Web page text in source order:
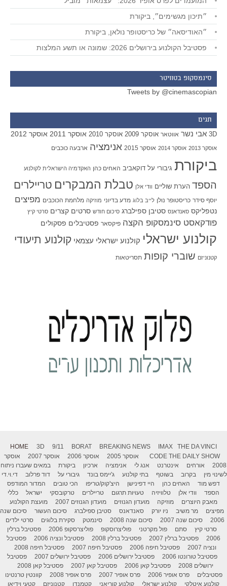
״תיכון מגשימים״, ביקורת
״האודיסאה״ של כריסטופר נולאן, ביקורת
פסטיבל הקולנוע בירושלים 2026: שמונה או תשע המלצות
סינמסקופ בטוויטר
Tweets by @cinemascopian
תגים
3D אבי נשר אווטאר אוסקר 2009 אוסקר 2010 אוסקר 2011 אוסקר 2012
אוסקר 2013 אוסקר 2014 אוסקר 2015 אנימציה ארבעה כוכבים
ביקורת גיבורי על דוקאביב האחים כהן האקדמיה הישראלית לקולנוע
הספד הערת שוליים וודי אלן טבלת המבקרים טריילרים
יוסף סידר כריסטופר נולן לייב בלוג מדע בדיוני מוזיקה מלחמת הכוכבים מפיצים
נטפליקס סאנדאנס סטיבן ספילברג סיכום חודש סרטים קצרים סרטי קיץ
פודקאסט סינמסקופ הקצה פיקסאר פסטיבלים פסקולים
קולנוע ישראלי קולנוע ישראלי עצמאי קולנוע תיעודי
קטנוניזם שוברי קופות תסריטאות
HOME 3D 9/11 BORAT BREAKING NEWS IMAX
THE DA VINCI
CODE THE DAILY SHOW אוסקר 2005 אוסקר 2006 אוסקר 2007
אוסקר
2008
אורחים אינטרנט אנג לי אנימציה ארכיון ביקורת
במאים שעברו ניתוח
לשינוי מין
בקרוב בשוטף בתי קולנוע ג'יימס בונד גיבורי על דוד פרלוב
די.וי.די
דפש מוד
האחים כהן היי דפינישן היצ'קוק/טריפו הכי טובים
המדור המודפס
הספד
וודי אלן טלוויזיה טעויות תרגום טריילרים טרקובסקי ישראל
כללי
מאבק היוצרים
מוזיקה מועדון הגנוזים מועדון הגנוזים 2007
מועצת הקולנוע
מפיצים
מר משיב ניו יורק סאנדאנס סטיבן ספילברג סיכום העשור
סיכום שנה
2006
סיכום שנה 2007 סיכום שנה 2008 סינמטק סקירת בלוגים
סרטי ילדים
סרטי קיץ
סתם פול מקרטני פוליצרוסקופ פוליצרסקופ 2006
פסטיבל ברלין
2006
פסטיבל ברלין 2007 פסטיבל ברלין 2008 פסטיבל ונציה 2006
פסטיבל
ונציה 2007
פסטיבל חיפה 2006 פסטיבל חיפה 2007
פסטיבל חיפה 2008
פסטיבל טורונטו 2006
פסטיבל ירושלים 2006 פסטיבל ירושלים 2007
פסטיבל
ירושלים 2008
פסטיבל קאן 2006 פסטיבל קאן 2007
פסטיבל קאן 2008
פסטיבלים
פרס אופיר 2006 פרס אופיר 2007 פרס אופיר 2008
קוונטין טרנטינו
קולנוע איטלקי
קולנוע ישראלי קולנוע קוריאני קטמנדו קטנוניזם קטעי וידיאו